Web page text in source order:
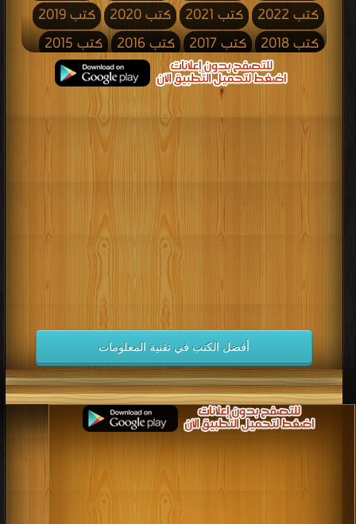
كتب 2022
كتب 2021 كتب 2020
كتب 2019
كتب 2018
كتب 2017 كتب 2016
كتب 2015
كتب 2013 كتب 2012
كتب 2011
كتب 2009 كتب 2008
كتب 2006
كتب 2005 كتب 2004
كتب 2003
كتب 2000
كتب 1992
كتب 1991
كتب 1990
كتب 1989 كتب 1988
كتب 1987
كتب 1984
كتب 1983
كتب 1980
كتب 1979
كتب 1978
كتب 1977 كتب 1976
كتب 1975
كتب 1974
كتب 1973 كتب 1972
كتب 1971
كتب 1970
كتب 1969 كتب 1968
كتب 1967
كتب 1966
كتب 1965 كتب 1964
كتب 1963
كتب 1962
كتب 1961 كتب 1960
كتب 1959
كتب 1957
كتب 1952
كتب 1951
أفضل الكتب في تقنية المعلومات